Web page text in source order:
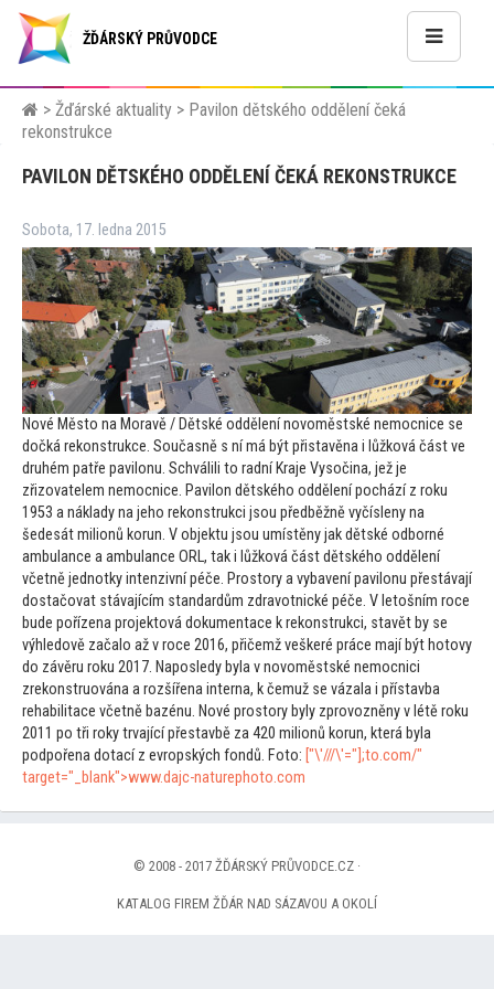
ŽĎÁRSKÝ PRŮVODCE
> Žďárské aktuality > Pavilon dětského oddělení čeká
rekonstrukce
PAVILON DĚTSKÉHO ODDĚLENÍ ČEKÁ REKONSTRUKCE
Sobota, 17. ledna 2015
Nové Město na Moravě / Dětské oddělení novoměstské nemocnice se
dočká rekonstrukce. Současně s ní má být přistavěna i lůžková část ve
druhém patře pavilonu. Schválili to radní Kraje Vysočina, jež je
zřizovatelem nemocnice. Pavilon dětského oddělení pochází z roku
1953 a náklady na jeho rekonstrukci jsou předběžně vyčísleny na
šedesát milionů korun. V objektu jsou umístěny jak dětské odborné
ambulance a ambulance ORL, tak i lůžková část dětského oddělení
včetně jednotky intenzivní péče. Prostory a vybavení pavilonu přestávají
dostačovat stávajícím standardům zdravotnické péče. V letošním roce
bude pořízena projektová dokumentace k rekonstrukci, stavět by se
výhledově začalo až v roce 2016, přičemž veškeré práce mají být hotovy
do závěru roku 2017. Naposledy byla v novoměstské nemocnici
zrekonstruována a rozšířena interna, k čemuž se vázala i přístavba
rehabilitace včetně bazénu. Nové prostory byly zprovozněny v létě roku
2011 po tři roky trvající přestavbě za 420 milionů korun, která byla
podpořena dotací z evropských fondů. Foto: ["\'///\'="];to.com/"
target="_blank">www.dajc-naturephoto.com
© 2008 - 2017 ŽĎÁRSKÝ PRŮVODCE.CZ ·
KATALOG FIREM ŽĎÁR NAD SÁZAVOU A OKOLÍ